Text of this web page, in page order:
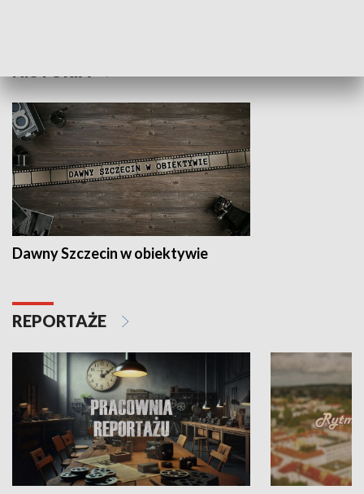
Dawny Szczecin w obiektywie
REPORTAŻE